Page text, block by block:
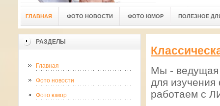
ГЛАВНАЯ ФОТО НОВОСТИ ФОТО ЮМОР ПОЛЕЗНОЕ
РАЗДЕЛЫ
Главная
Фото новости
Фото юмор
Мы - ведущая
для
работаем с